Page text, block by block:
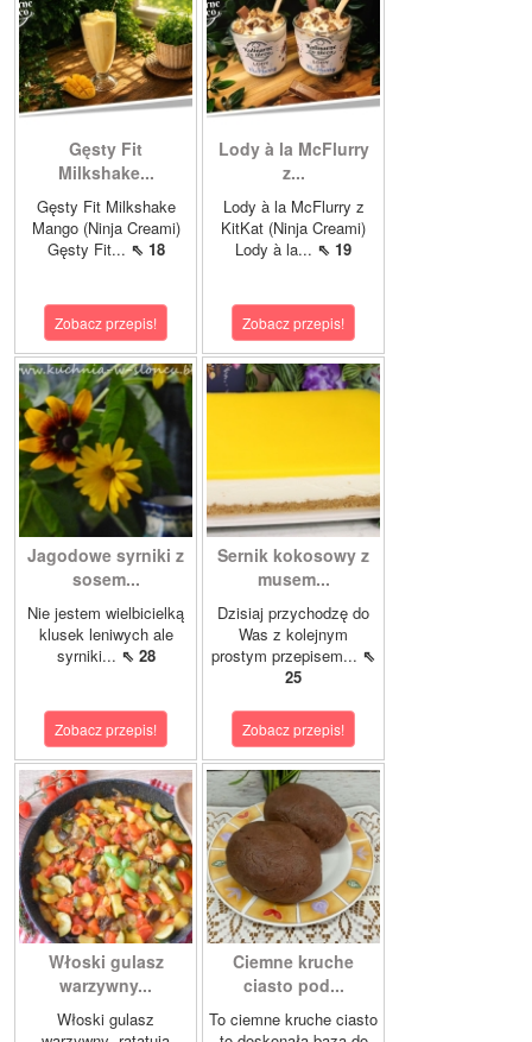
Gęsty Fit
Milkshake...
Gęsty Fit Milkshake
Mango (Ninja Creami)
Gęsty Fit... ⇖ 18
Zobacz przepis!
Lody à la McFlurry
z...
Lody à la McFlurry z
KitKat (Ninja Creami)
Lody à la... ⇖ 19
Zobacz przepis!
Jagodowe syrniki z
sosem...
Nie jestem wielbicielką
klusek leniwych ale
syrniki... ⇖ 28
Zobacz przepis!
Sernik kokosowy z
musem...
Dzisiaj przychodzę do
Was z kolejnym
prostym przepisem... ⇖
25
Zobacz przepis!
Włoski gulasz
warzywny...
Włoski gulasz
Ciemne kruche
ciasto pod...
To ciemne kruche ciasto